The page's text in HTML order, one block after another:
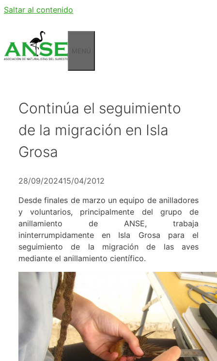
Saltar al contenido
Continúa el seguimiento
de la migración en Isla
Grosa
28/09/202415/04/2012
Desde finales de marzo un equipo de anilladores
y voluntarios, principalmente del grupo de
anillamiento de ANSE, trabaja
ininterrumpidamente en Isla Grosa para el
seguimiento de la migración de las aves
mediante el anillamiento científico.